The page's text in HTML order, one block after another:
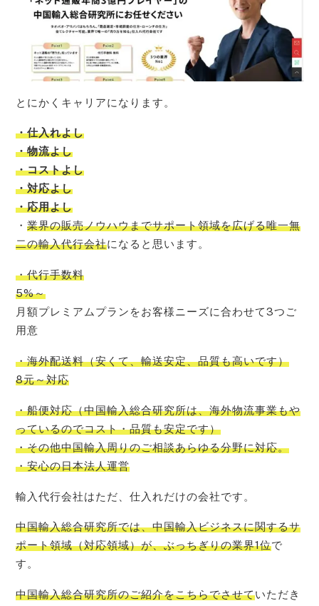
とにかくキャリアになります。
・仕入れよし
・物流よし
・コストよし
・対応よし
・応用よし
・業界の販売ノウハウまでサポート領域を広げる唯一無
二の輸入代行会社になると思います。
・代行手数料
5%～
月額プレミアムプランをお客様ニーズに合わせて3つご
用意
・海外配送料（安くて、輸送安定、品質も高いです）
8元～対応
・船便対応（中国輸入総合研究所は、海外物流事業もや
っているのでコスト・品質も安定です）
・その他中国輸入周りのご相談あらゆる分野に対応。
・安心の日本法人運営
輸入代行会社はただ、仕入れだけの会社です。
中国輸入総合研究所では、中国輸入ビジネスに関するサ
ポート領域（対応領域）が、ぶっちぎりの業界1位で
す。
中国輸入総合研究所のご紹介をこちらでさせていただき